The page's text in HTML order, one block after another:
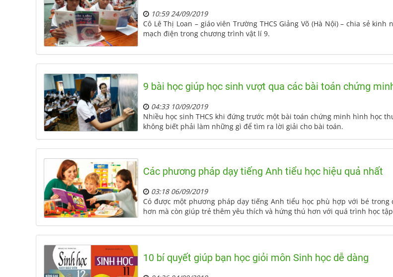
10:59 24/09/2019
Cô Lê Thị Loan – giáo viên Trường THCS Giảng Võ (Hà Nội) – chia sẻ
mạch điện trong chương trình vật lí 9.
9 bài học giúp học sinh vượt qua các bài toán chứng
04:33 10/09/2019
Nhiều học sinh THCS khi đứng trước một bài toán chứng minh hình học
không biết phải làm những gì để tìm ra lời giải cho bài toán.
Các phương pháp dạy tiếng Anh tiểu học hiệu quả nhất
03:18 06/09/2019
Có được một phương pháp dạy tiếng Anh tiểu học phù hợp với bé
hơn mà còn giúp trẻ thêm yêu thích và hứng thú hơn với quá trình học
10 bí quyết giúp bạn học giỏi môn Sinh học dễ dàng